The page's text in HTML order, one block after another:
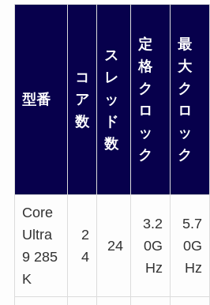
型番
コ
ア
数
ス
レ
ッ
ド
数
定
格
ク
ロ
ッ
ク
最
大
ク
ロ
ッ
ク
Core
Ultra
9 285
K
2
4
24
3.2
0G
Hz
5.7
0G
Hz